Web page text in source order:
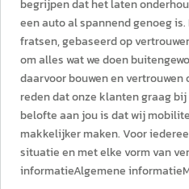
begrijpen dat het laten
een auto al spannend genoeg
fratsen, gebaseerd op
om alles wat we doen
daarvoor bouwen en vertrouwen
reden dat onze klanten graag
belofte aan jou is dat wij
makkelijker maken. Voor
situatie en met elke vorm van
informatieAlgemene